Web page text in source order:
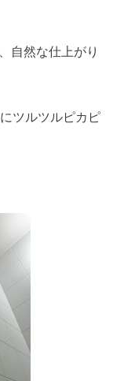
自然な仕上がり
ツルツルピカピ